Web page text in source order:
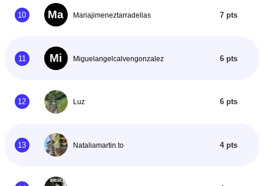
10 Ma Mariajimeneztarradellas 7 pts
11 Mi Miguelangelcalvengonzalez 6 pts
12 Luz 6 pts
13 Nataliamartin.to 4 pts